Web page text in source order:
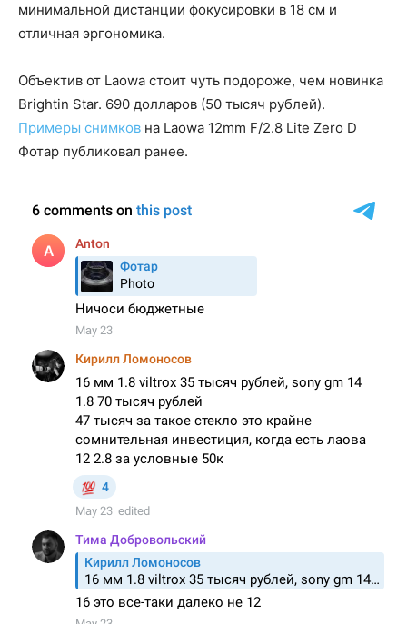
минимальной дистанции фокусировки в 18 см и
отличная эргономика.
Объектив от Laowa стоит чуть подороже, чем новинка
Brightin Star. 690 долларов (50 тысяч рублей).
Примеры снимков на Laowa 12mm F/2.8 Lite Zero D
Фотар публиковал ранее.